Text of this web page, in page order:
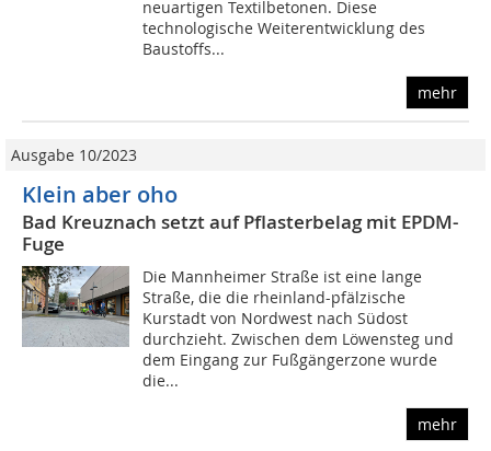
neuartigen Textilbetonen. Diese
technologische Weiterentwicklung des
Baustoffs...
mehr
Ausgabe 10/2023
Klein aber oho
Bad Kreuznach setzt auf Pflasterbelag mit EPDM-
Fuge
Die Mannheimer Straße ist eine lange
Straße, die die rheinland-pfälzische
Kurstadt von Nordwest nach Südost
durchzieht. Zwischen dem Löwensteg und
dem Eingang zur Fußgängerzone wurde
die...
mehr